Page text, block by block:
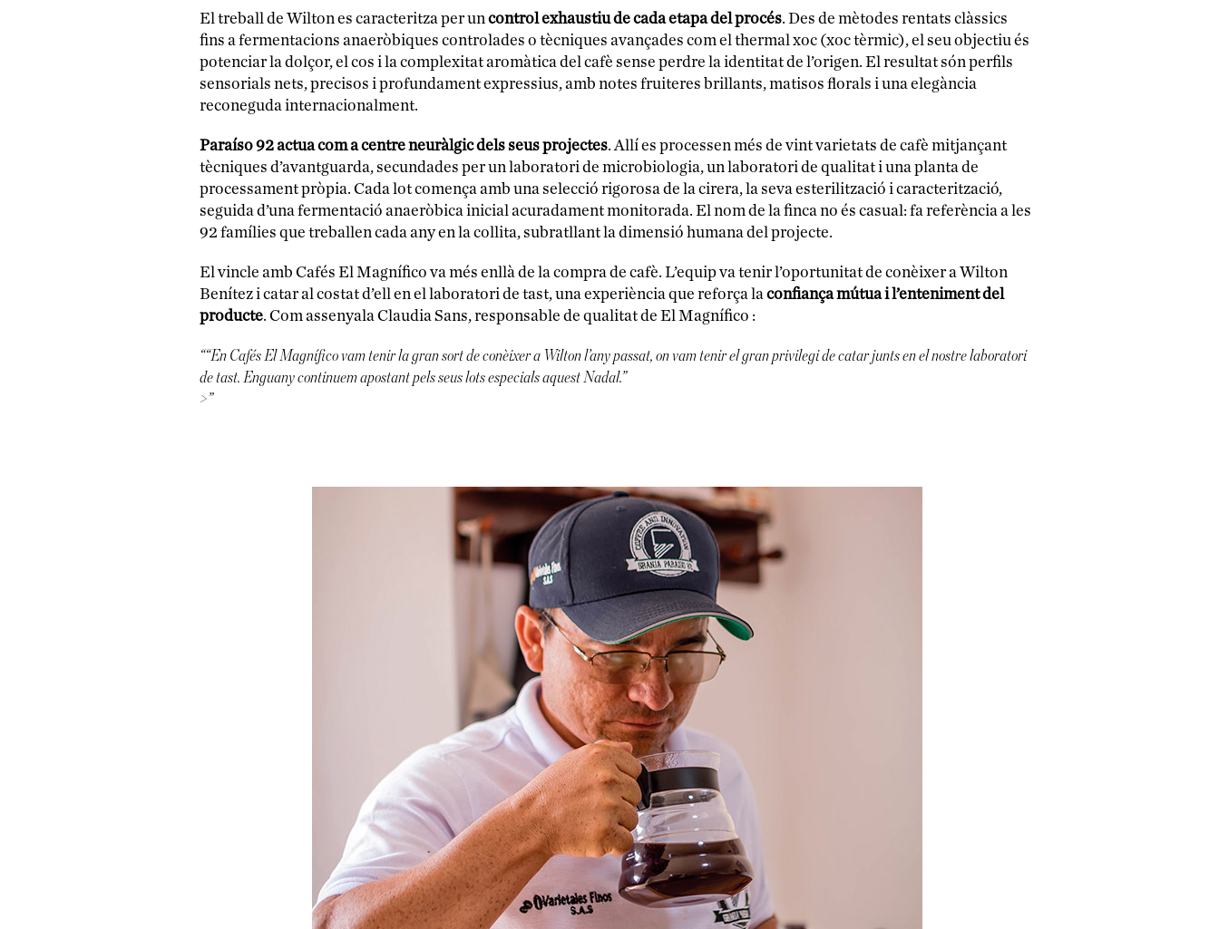
El treball de Wilton es caracteritza per un control exhaustiu de cada etapa del procés. Des de mètodes rentats clàssics
fins a fermentacions anaeròbiques controlades o tècniques avançades com el thermal xoc (xoc tèrmic), el seu objectiu és
potenciar la dolçor, el cos i la complexitat aromàtica del cafè sense perdre la identitat de l’origen. El resultat són perfils
sensorials nets, precisos i profundament expressius, amb notes fruiteres brillants, matisos florals i una elegància
reconeguda internacionalment.
Paraíso 92 actua com a centre neuràlgic dels seus projectes. Allí es processen més de vint varietats de cafè mitjançant
tècniques d’avantguarda, secundades per un laboratori de microbiologia, un laboratori de qualitat i una planta de
processament pròpia. Cada lot comença amb una selecció rigorosa de la cirera, la seva esterilització i caracterització,
seguida d’una fermentació anaeròbica inicial acuradament monitorada. El nom de la finca no és casual: fa referència a les
92 famílies que treballen cada any en la collita, subratllant la dimensió humana del projecte.
El vincle amb Cafés El Magnífico va més enllà de la compra de cafè. L’equip va tenir l’oportunitat de conèixer a Wilton
Benítez i catar al costat d’ell en el laboratori de tast, una experiència que reforça la confiança mútua i l’enteniment del
producte. Com assenyala Claudia Sans, responsable de qualitat de El Magnífico :
““En Cafés El Magnífico vam tenir la gran sort de conèixer a Wilton l’any passat, on vam tenir el gran privilegi de catar junts en el nostre laboratori
de tast. Enguany continuem apostant pels seus lots especials aquest Nadal.”
>”